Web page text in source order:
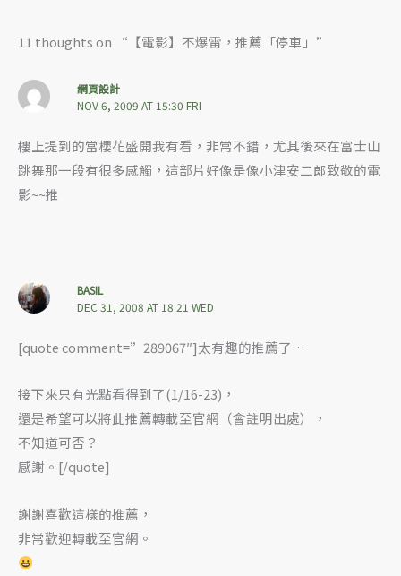
11 thoughts on “【電影】不爆雷，推薦「停車」”
網頁設計
NOV 6, 2009 AT 15:30 FRI
樓上提到的當櫻花盛開我有看，非常不錯，尤其後來在富士山
跳舞那一段有很多感觸，這部片好像是像小津安二郎致敬的電
影~~推
BASIL
DEC 31, 2008 AT 18:21 WED
[quote comment=”289067″]太有趣的推薦了…
接下來只有光點看得到了(1/16-23)，
還是希望可以將此推薦轉載至官網（會註明出處），
不知道可否？
感謝。[/quote]
謝謝喜歡這樣的推薦，
非常歡迎轉載至官網。